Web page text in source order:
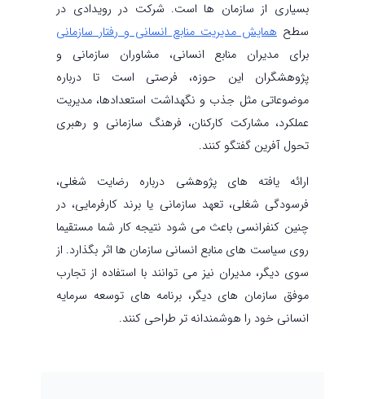
بسیاری از سازمان ها است. شرکت در رویدادی در
سطحهمایش مدیریت منابع انسانی و رفتار سازمانی
برای مدیران منابع انسانی، مشاوران سازمانی و
پژوهشگران این حوزه، فرصتی است تا درباره
موضوعاتی مثل جذب و نگهداشت استعدادها، مدیریت
عملکرد، مشارکت کارکنان، فرهنگ سازمانی و رهبری
تحول آفرین گفتگو کنند.
ارائه یافته های پژوهشی درباره رضایت شغلی،
فرسودگی شغلی، تعهد سازمانی یا برند کارفرمایی، در
چنین کنفرانسی باعث می شود نتیجه کار شما مستقیما
روی سیاست های منابع انسانی سازمان ها اثر بگذارد. از
سوی دیگر، مدیران نیز می توانند با استفاده از تجارب
موفق سازمان های دیگر، برنامه های توسعه سرمایه
انسانی خود را هوشمندانه تر طراحی کنند.